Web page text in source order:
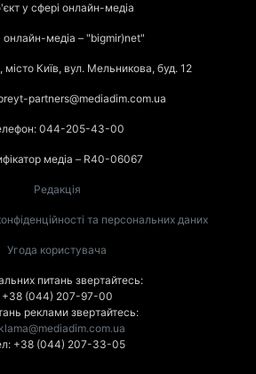
у сфері онлайн-медіа
онлайн-медіа – "bigmir)net"
Київ, вул. Мельникова, буд. 12
partners@mediadim.com.ua
044-205-43-00
медіа – R40-06067
Редакція
та персональних даних
Угода користувача
питань звертайтесь:
+38 (044) 207-97-00
реклами звертайтесь:
+38 (044) 207-33-05